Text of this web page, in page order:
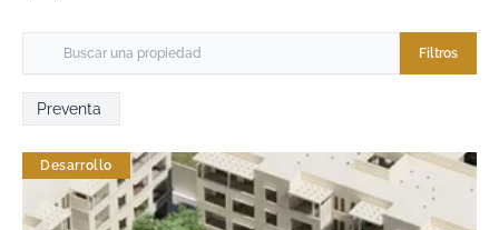
Filtros
Preventa
Desarrollo